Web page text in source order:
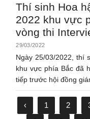
Thí sinh Hoa
2022 khu vực
vòng thi
29/03/2022
Ngày 25/03/2022, thí
khu vực phía Bắc đã
tiếp trước hội đồng
‹ 1 2